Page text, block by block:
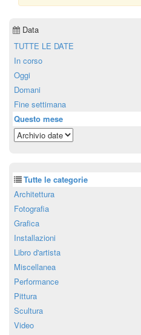
Data
TUTTE LE DATE
In corso
Oggi
Domani
Fine settimana
Questo mese
Tutte le categorie
Architettura
Fotografia
Grafica
Installazioni
Libro d'artista
Miscellanea
Performance
Pittura
Scultura
Video